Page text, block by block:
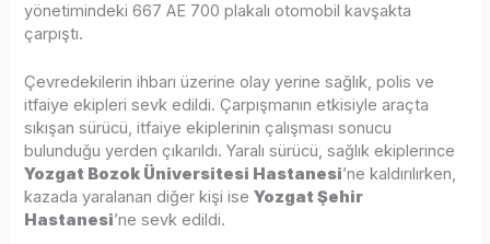
yönetimindeki 667 AE 700 plakalı otomobil kavşakta
çarpıştı.
Çevredekilerin ihbarı üzerine olay yerine sağlık, polis ve
itfaiye ekipleri sevk edildi. Çarpışmanın etkisiyle araçta
sıkışan sürücü, itfaiye ekiplerinin çalışması sonucu
bulunduğu yerden çıkarıldı. Yaralı sürücü, sağlık ekiplerince
Yozgat Bozok Üniversitesi Hastanesi’ne kaldırılırken,
kazada yaralanan diğer kişi iseYozgat Şehir
Hastanesi’ne sevk edildi.